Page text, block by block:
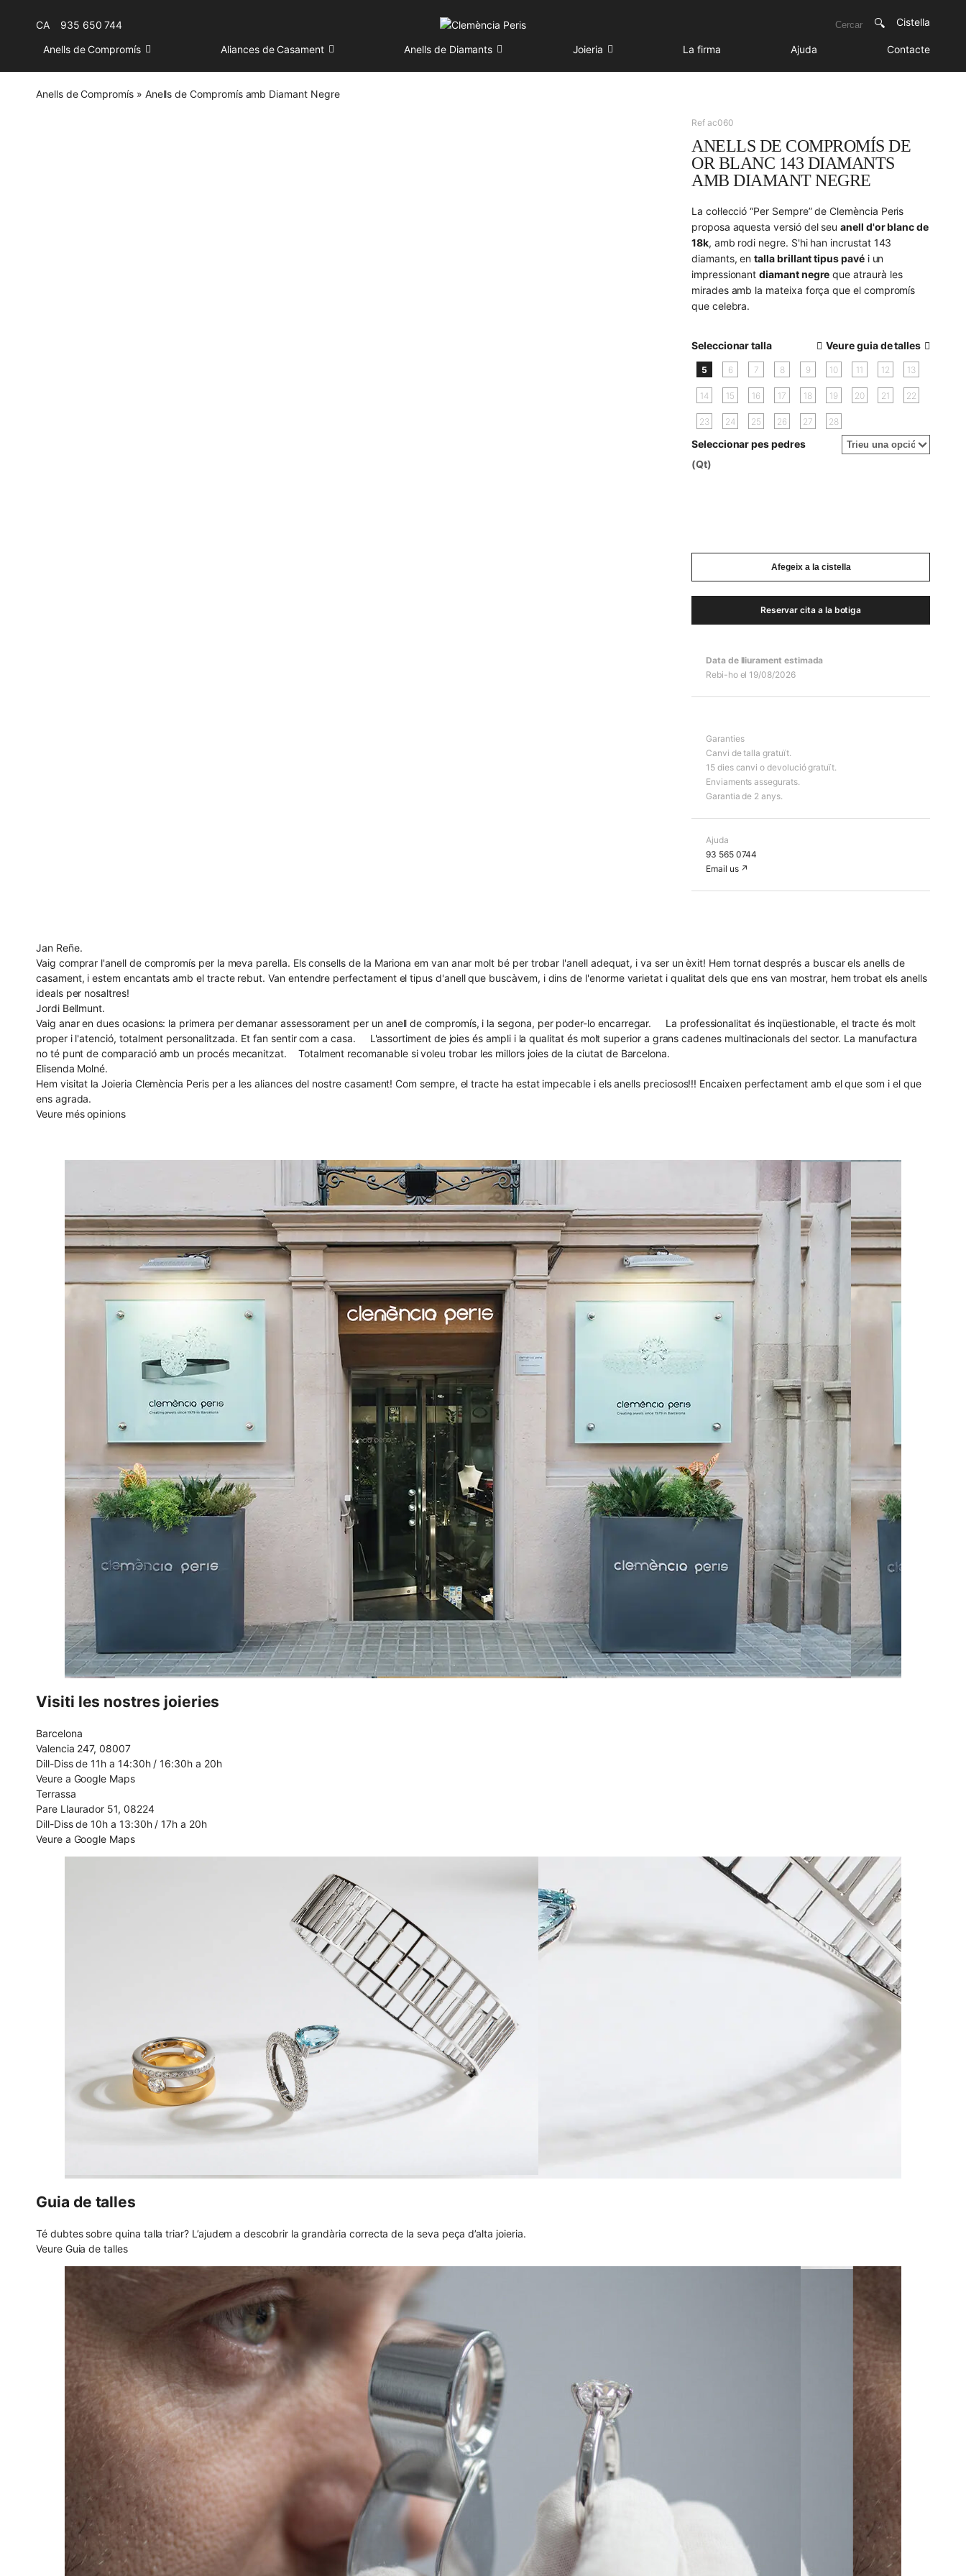
CA 935 650 744 Cistella
Anells de Compromís Aliances de Casament Anells de Diamants Joieria La firma Ajuda Contacte
Anells de Compromís» Anells de Compromís amb Diamant Negre
Ref ac060
ANELLS DE COMPROMÍS DE
OR BLANC 143 DIAMANTS
AMB DIAMANT NEGRE
La col·lecció “Per Sempre” de Clemència Peris
proposa aquesta versió del seuanell d'or blanc de
18k, amb rodi negre. S'hi han incrustat 143
diamants, entalla brillant tipus pavéi un
impressionantdiamant negre que atraurà les
mirades amb la mateixa força que el compromís
que celebra.
Seleccionar talla Veure guia de talles
5 6 7 8 9 10 11 12 13
14 15 16 17 18 19 20 21 22
23 24 25 26 27 28
Seleccionar pes pedres
(Qt)
Afegeix a la cistella
Reservar cita a la botiga
Data de lliurament estimada
Rebi-ho el 19/08/2026
Garanties
Canvi de talla gratuït.
15 dies canvi o devolució gratuït.
Enviaments assegurats.
Garantia de 2 anys.
Ajuda
93 565 0744
Email us ↗︎
Jan Reñe.
Vaig comprar l'anell de compromís per la meva parella. Els consells de la Mariona em van anar molt bé per trobar l'anell adequat, i va ser un èxit! Hem tornat després a buscar els anells de
casament, i estem encantats amb el tracte rebut. Van entendre perfectament el tipus d'anell que buscàvem, i dins de l'enorme varietat i qualitat dels que ens van mostrar, hem trobat els anells
ideals per nosaltres!
Jordi Bellmunt.
Vaig anar en dues ocasions: la primera per demanar assessorament per un anell de compromís, i la segona, per poder-lo encarregar. La professionalitat és inqüestionable, el tracte és molt
proper i l'atenció, totalment personalitzada. Et fan sentir com a casa. L'assortiment de joies és ampli i la qualitat és molt superior a grans cadenes multinacionals del sector. La manufactura
no té punt de comparació amb un procés mecanitzat. Totalment recomanable si voleu trobar les millors joies de la ciutat de Barcelona.
Elisenda Molné.
Hem visitat la Joieria Clemència Peris per a les aliances del nostre casament! Com sempre, el tracte ha estat impecable i els anells preciosos!!! Encaixen perfectament amb el que som i el que
ens agrada.
Veure més opinions
Visiti les nostres joieries
Barcelona
Valencia 247, 08007
Dill-Diss de 11h a 14:30h / 16:30h a 20h
Veure a Google Maps
Terrassa
Pare Llaurador 51, 08224
Dill-Diss de 10h a 13:30h / 17h a 20h
Veure a Google Maps
Guia de talles
Té dubtes sobre quina talla triar? L’ajudem a descobrir la grandària correcta de la seva peça d’alta joieria.
Veure Guia de talles